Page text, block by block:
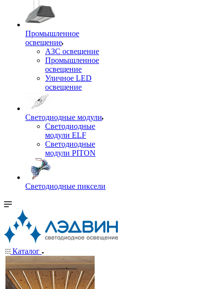
Промышленное
освещение
АЗС освещение
Промышленное
освещение
Уличное LED
освещение
Светодиодные модули
Светодиодные
модули ELF
Светодиодные
модули PITON
Светодиодные пиксели
Каталог